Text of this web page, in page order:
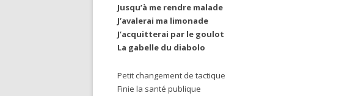
Jusqu’à me rendre malade
J’avalerai ma limonade
J’acquitterai par le goulot
La gabelle du diabolo
Petit changement de tactique
Finie la santé publique